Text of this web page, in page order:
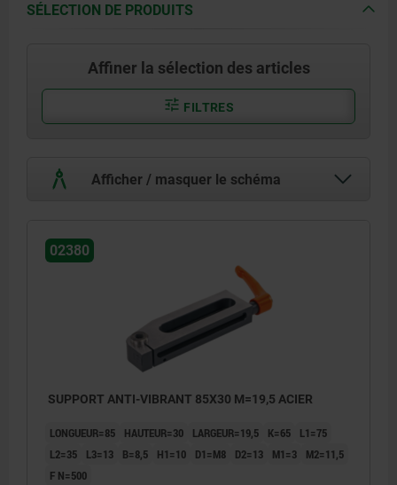
SÉLECTION DE PRODUITS
Affiner la sélection des articles
FILTRES
Afficher / masquer le schéma
02380
SUPPORT ANTI-VIBRANT 85X30 M=19,5 ACIER
LONGUEUR=85 HAUTEUR=30 LARGEUR=19,5 K=65
L1=75
L2=35
L3=13 B=8,5 H1=10 D1=M8 D2=13 M1=3
M2=11,5
F N=500